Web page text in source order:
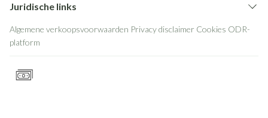
Juridische links
Algemene verkoopsvoorwaarden Privacy disclaimer Cookies ODR-
platform